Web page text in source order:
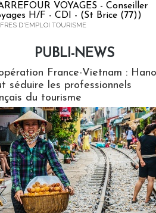
VOYAGES - Conseiller
H/F - CDI - (St Brice (77))
D'EMPLOI TOURISME
PUBLI-NEWS
France-Vietnam :
séduire les professionnels
du tourisme